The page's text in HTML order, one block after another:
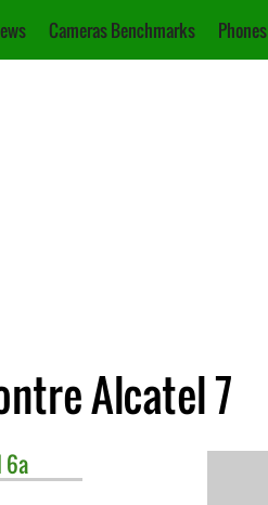
Cameras Benchmarks Phones
Alcatel 7
6a